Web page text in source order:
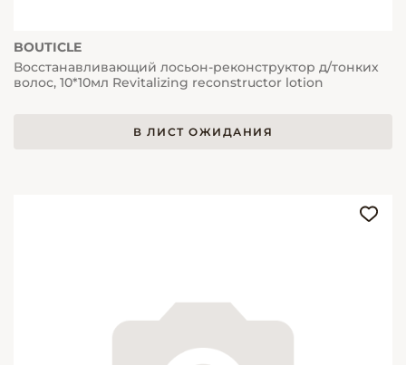
BOUTICLE
Восстанавливающий лосьон-реконструктор д/тонких
волос, 10*10мл Revitalizing reconstructor lotion
В ЛИСТ ОЖИДАНИЯ